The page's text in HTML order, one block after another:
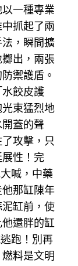
一種專業
抓起了兩
，瞬間擴
出，兩張
禦護盾。
餃皮護
束猛烈地
蓋的聲
攻擊，只
性！完
喊，中藥
那缸陳年
缸前，使
還胖的缸
跑！別再
料是文明